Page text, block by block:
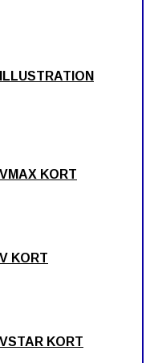
ILLUSTRATION
VMAX KORT
V KORT
VSTAR KORT